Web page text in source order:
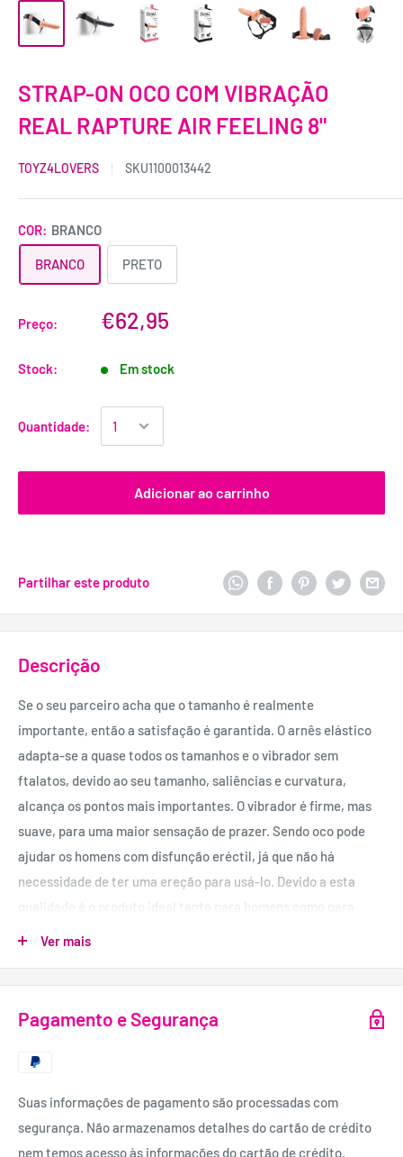
STRAP-ON OCO COM VIBRAÇÃO
REAL RAPTURE AIR FEELING 8"
TOYZ4LOVERS SKU1100013442
COR: BRANCO
BRANCO PRETO
Preço: €62,95
Stock: Em stock
Quantidade:
Adicionar ao carrinho
Partilhar este produto
Descrição
Se o seu parceiro acha que o tamanho é realmente
importante, então a satisfação é garantida. O arnês elástico
adapta-se a quase todos os tamanhos e o vibrador sem
ftalatos, devido ao seu tamanho, saliências e curvatura,
alcança os pontos mais importantes. O vibrador é firme, mas
suave, para uma maior sensação de prazer. Sendo oco pode
ajudar os homens com disfunção eréctil, já que não há
necessidade de ter uma ereção para usá-lo. Devido a esta
qualidade é o produto ideal tanto para homens como para
e presilha para utilização mãos-livres.
Para melhores resultados é recomendável utilizar com
FORMATO:
A caixa inclui vibrador e arnês.
Ver mais
Pagamento e Segurança
Suas informações de pagamento são processadas com
segurança. Não armazenamos detalhes do cartão de crédito
nem temos acesso às informações do cartão de crédito.